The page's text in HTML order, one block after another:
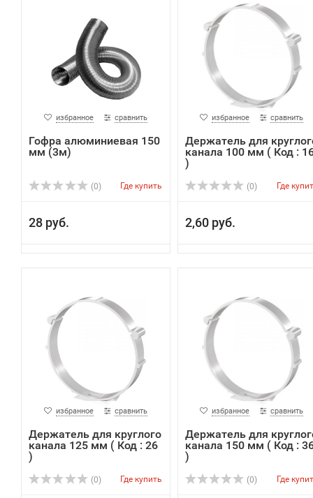
избранное сравнить
Гофра алюминиевая 150
мм (3м)
(0) Где купить
28 руб.
избранное сравнить
Держатель для
канала 100 мм ( Код :
)
(0) Где
2,60 руб.
избранное сравнить
Держатель для круглого
канала 125 мм ( Код : 26
)
(0) Где купить
избранное сравнить
Держатель для
канала 150 мм ( Код :
)
(0) Где